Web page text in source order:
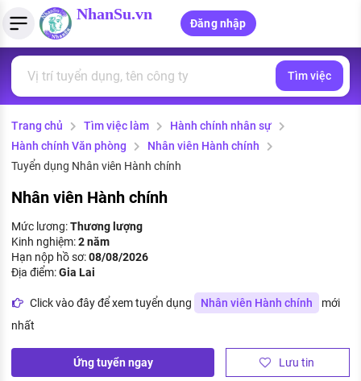
NhanSu.vn
Đăng nhập
Tìm việc làm
Việc làm ngành luật
Việc làm lương cao
Việc làm tốt nhất
CÔNG TY
Nhà tuyển dụng hàng đầu
Quản lý CV
Tải CV lên
Tạo CV trực tuyến
Mẫu CV đơn giản
Tính lương Gross - Net
Tính thuế thu nhập cá nhân
Tính trợ cấp thất nghiệp
PHÁP LUẬT VIỆT NAM
Văn bản pháp luật
Chính sách mới
PHÁP LUẬT LAO ĐỘNG
Lao động và tiền lương
Bảo hiểm và phúc lợi
Thuế thu nhập
Hồ sơ biểu mẫu
Chính sách lao động
KHÁM PHÁ NGHỀ NGHIỆP
Tìm việc
Trang chủ Tìm việc làm
Hành chính nhân sự
Hành chính Văn phòng
Nhân viên Hành chính
Tuyển dụng Nhân viên Hành chính
Nhân viên Hành chính
Mức lương:Thương lượng
Kinh nghiệm:2 năm
Hạn nộp hồ sơ:08/08/2026
Địa điểm:Gia Lai
Click vào đây để xem tuyển dụng Nhân viên Hành chính
mới
nhất
Ứng tuyển ngay Lưu tin